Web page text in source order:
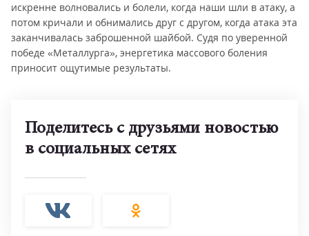
искренне волновались и болели, когда наши шли в атаку, а
потом кричали и обнимались друг с другом, когда атака эта
заканчивалась заброшенной шайбой. Судя по уверенной
победе «Металлурга», энергетика массового боления
приносит ощутимые результаты.
Поделитесь с друзьями новостью
в социальных сетях